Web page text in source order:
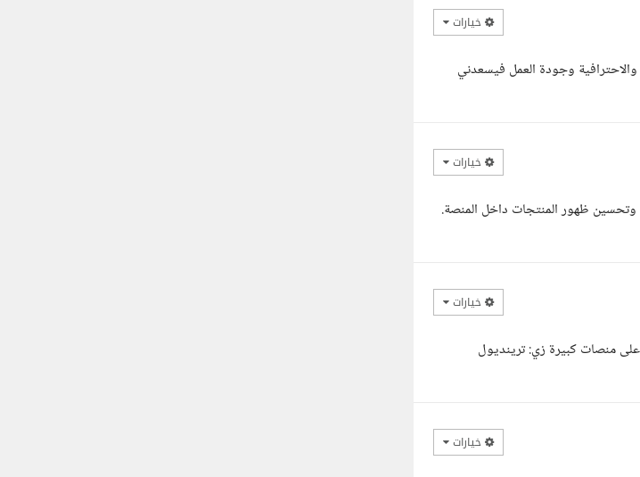
خيارات
وجودة العمل فيسعدني
خيارات
السريع وتحسين ظهور المنتجات داخل المنصة.
خيارات
منصات كبيرة زي: ترينديول
خيارات